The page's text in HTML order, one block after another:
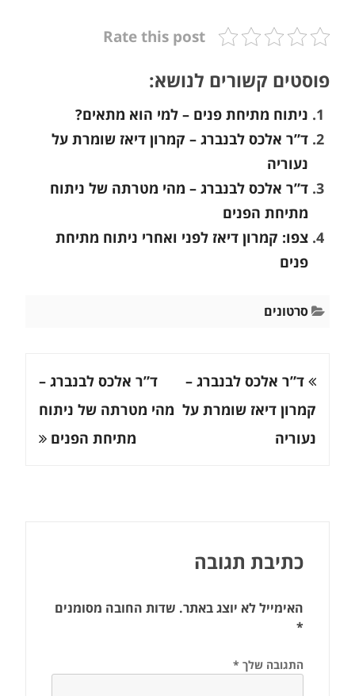
Rate this post
פוסטים קשורים לנושא:
ניתוח מתיחת פנים – למי הוא מתאים?
ד”ר אלכס לבנברג – קמרון דיאז שומרת על
נעוריה
ד”ר אלכס לבנברג – מהי מטרתה של ניתוח
מתיחת הפנים
צפו: קמרון דיאז לפני ואחרי ניתוח מתיחת
פנים
סרטונים
ניווט
ד”ר אלכס לבנברג –
קמרון דיאז שומרת על
נעוריה
ד”ר אלכס לבנברג –
מהי מטרתה של ניתוח
מתיחת הפנים
כתיבת תגובה
האימייל לא יוצג באתר. שדות החובה מסומנים
*
התגובה שלך *